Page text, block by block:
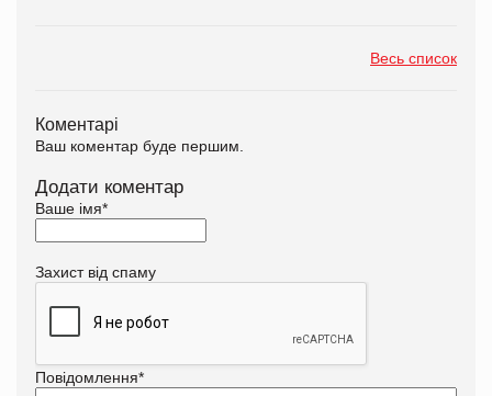
Весь список
Коментарі
Ваш коментар буде першим.
Додати коментар
Ваше імя*
Захист від спаму
Повідомлення*